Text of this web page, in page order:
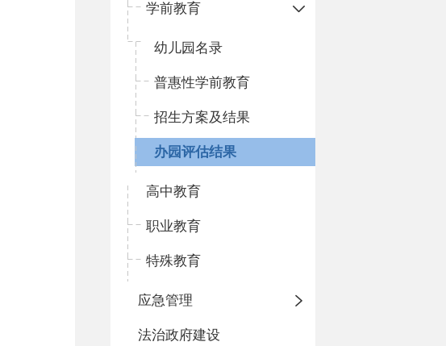
学前教育
幼儿园名录
普惠性学前教育
招生方案及结果
办园评估结果
高中教育
职业教育
特殊教育
应急管理
法治政府建设